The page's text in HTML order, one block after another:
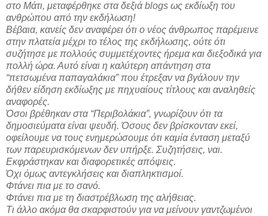
στο Μάτι, μεταφέρθηκε στα δεξιά blogs ως εκδίωξη του
ανθρώπου από την εκδήλωση!
Βέβαια, κανείς δεν αναφέρει ότι ο νέος άνθρωπος παρέμεινε
στην πλατεία μέχρι το τέλος της εκδήλωσης, ούτε ότι
συζήτησε με πολλούς συμμετέχοντες ήρεμα και διεξοδικά για
πολλή ώρα. Αυτό είναι η καλύτερη απάντηση στα
“πετσωμένα παπαγαλάκια” που έτρεξαν να βγάλουν την
δήθεν είδηση εκδίωξης με πηχυαίους τίτλους και αναληθείς
αναφορές.
Όσοι βρέθηκαν στα “Περιβολάκια”, γνωρίζουν ότι τα
δημοσιεύματα είναι ψευδή. Όσους δεν βρίσκονταν εκεί,
οφείλουμε να τους ενημερώσουμε ότι καμία ένταση μεταξύ
των παρευρισκόμενων δεν υπήρξε. Συζητήσεις, ναι.
Εκφράστηκαν και διαφορετικές απόψεις.
Όχι όμως αντεγκλήσεις και διαπληκτισμοί.
Φτάνει πια με το σανό.
Φτάνει πια με τη διαστρέβλωση της αλήθειας.
Τι άλλο ακόμα θα σκαρφιστούν για να μείνουν γαντζωμένοι